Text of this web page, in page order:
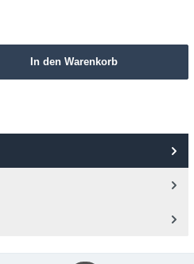
In den Warenkorb